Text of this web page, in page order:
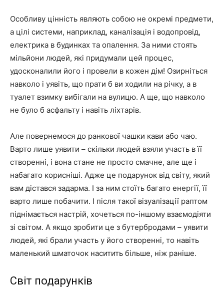
Особливу цінність являють собою не окремі предмети,
а цілі системи, наприклад, каналізація і водопровід,
електрика в будинках та опалення. За ними стоять
мільйони людей, які придумали цей процес,
удосконалили його і провели в кожен дім! Озирніться
навколо і уявіть, що прати б ви ходили на річку, а в
туалет взимку вибігали на вулицю. А ще, що навколо
не було б асфальту і навіть ліхтарів.
Але повернемося до ранкової чашки кави або чаю.
Варто лише уявити – скільки людей взяли участь в її
створенні, і вона стане не просто смачне, але ще і
набагато корисніші. Адже це подарунок від світу, який
вам дістався задарма. І за ним стоїть багато енергії, її
варто лише побачити. І після такої візуалізації раптом
піднімається настрій, хочеться по-іншому взаємодіяти
зі світом. А якщо зробити це з бутербродами – уявити
людей, які брали участь у його створенні, то навіть
маленький шматочок наситить більше, ніж раніше.
Світ подарунків